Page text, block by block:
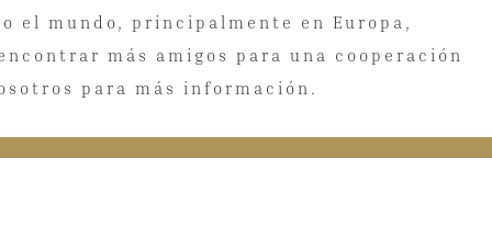
el mundo, principalmente en Europa,
más amigos para una cooperación
para más información.